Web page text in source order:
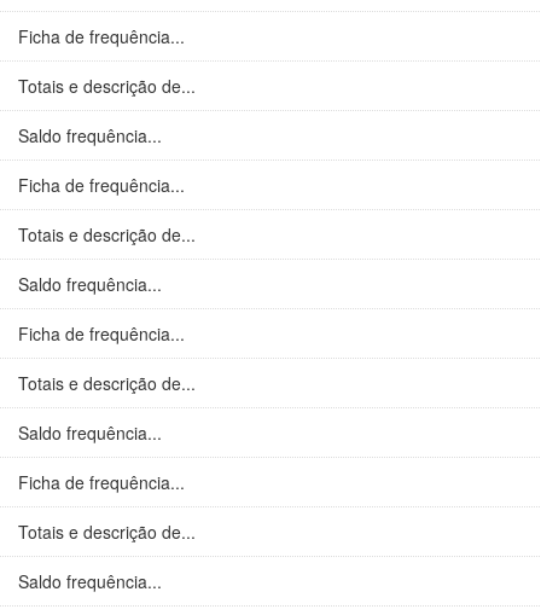
Ficha de frequência...
Totais e descrição de...
Saldo frequência...
Ficha de frequência...
Totais e descrição de...
Saldo frequência...
Ficha de frequência...
Totais e descrição de...
Saldo frequência...
Ficha de frequência...
Totais e descrição de...
Saldo frequência...